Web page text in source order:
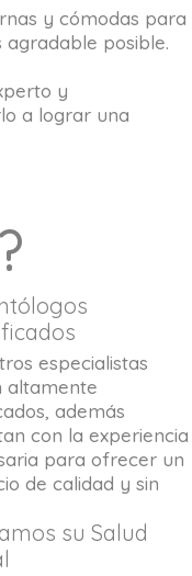
y cómodas para
agradable posible.
y
a lograr una
especialistas
altamente
además
con la experiencia
para ofrecer un
de calidad y sin
su Salud